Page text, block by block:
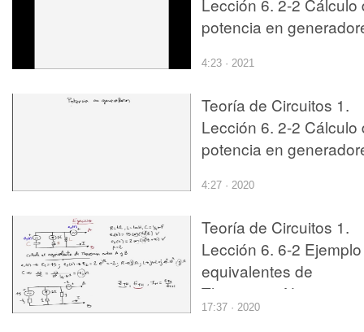
potencia en
4:23 · 2021
Teoría de Circuitos 1.
Lección 6. 2-2 Cálculo
potencia en
4:27 · 2020
Teoría de Circuitos 1.
Lección 6. 6-2 Ejemplo
equivalentes de
Thevenin y Norton en
alterna
17:37 · 2020